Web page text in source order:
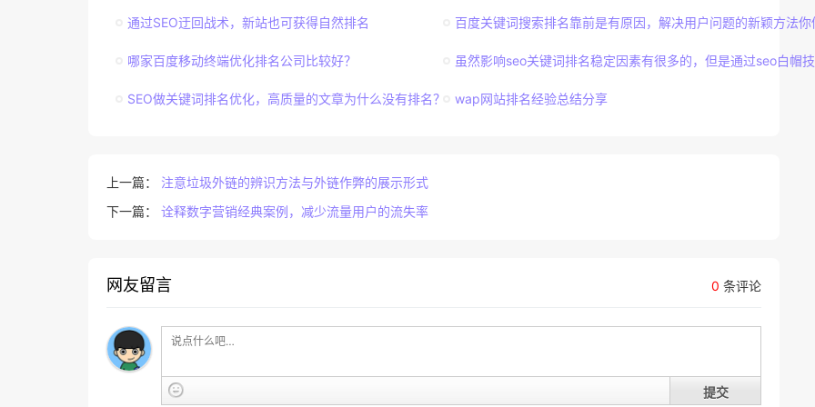
通过SEO迂回战术，新站也可获得自然排名 百度关键词搜索排名靠前是有原因，解决用户问题的新颖方法你
哪家百度移动终端优化排名公司比较好？ 虽然影响seo关键词排名稳定因素有很多的，但是通过seo白帽
SEO做关键词排名优化，高质量的文章为什么没有排名？ wap网站排名经验总结分享
上一篇： 注意垃圾外链的辨识方法与外链作弊的展示形式
下一篇： 诠释数字营销经典案例，减少流量用户的流失率
0 条评论
网友留言
提交